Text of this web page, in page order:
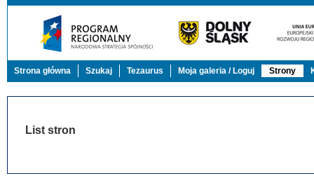
Strona główna Szukaj Tezaurus Moja galeria / Loguj Strony
List stron